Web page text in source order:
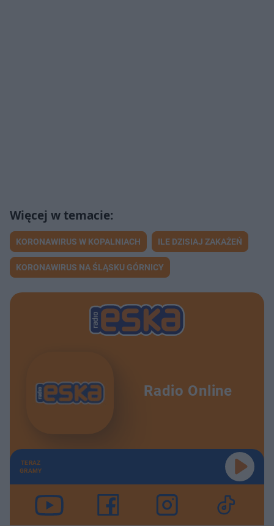
KORONAWIRUS W KOPALNIACH ILE DZISIAJ ZAKAŻEŃ
KORONAWIRUS NA ŚLĄSKU GÓRNICY
Radio Online
TERAZ
GRAMY